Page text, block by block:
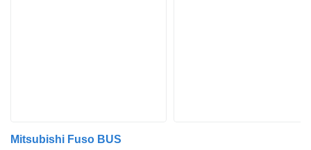
Mitsubishi Fuso BUS